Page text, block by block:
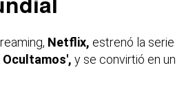
Netflix, estrenó la serie
y se convirtió en un